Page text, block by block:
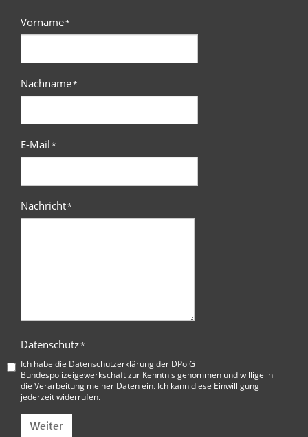
Vorname*
Nachname*
E-Mail*
Nachricht*
Datenschutz*
Ich habe die Datenschutzerklärung der DPolG
Bundespolizeigewerkschaftzur Kenntnis genommen und willige in
die Verarbeitung meiner Daten ein. Ich kann diese Einwilligung
jederzeit widerrufen.
Weiter